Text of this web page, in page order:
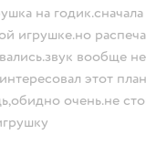
на
игрушке.но
вообще
этот
очень.не